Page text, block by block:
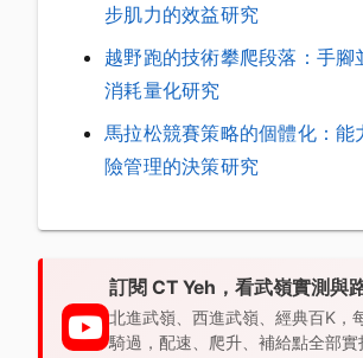
步肌力的效益研究
越野跑的技術攀爬段落：手腳
消耗量化研究
馬拉松競賽策略的個體化：能
險管理的決策研究
訂閱 CT Yeh，看武嶺實測與
北進武嶺、西進武嶺、經典百K，
騎過，配速、爬升、補給點全部實